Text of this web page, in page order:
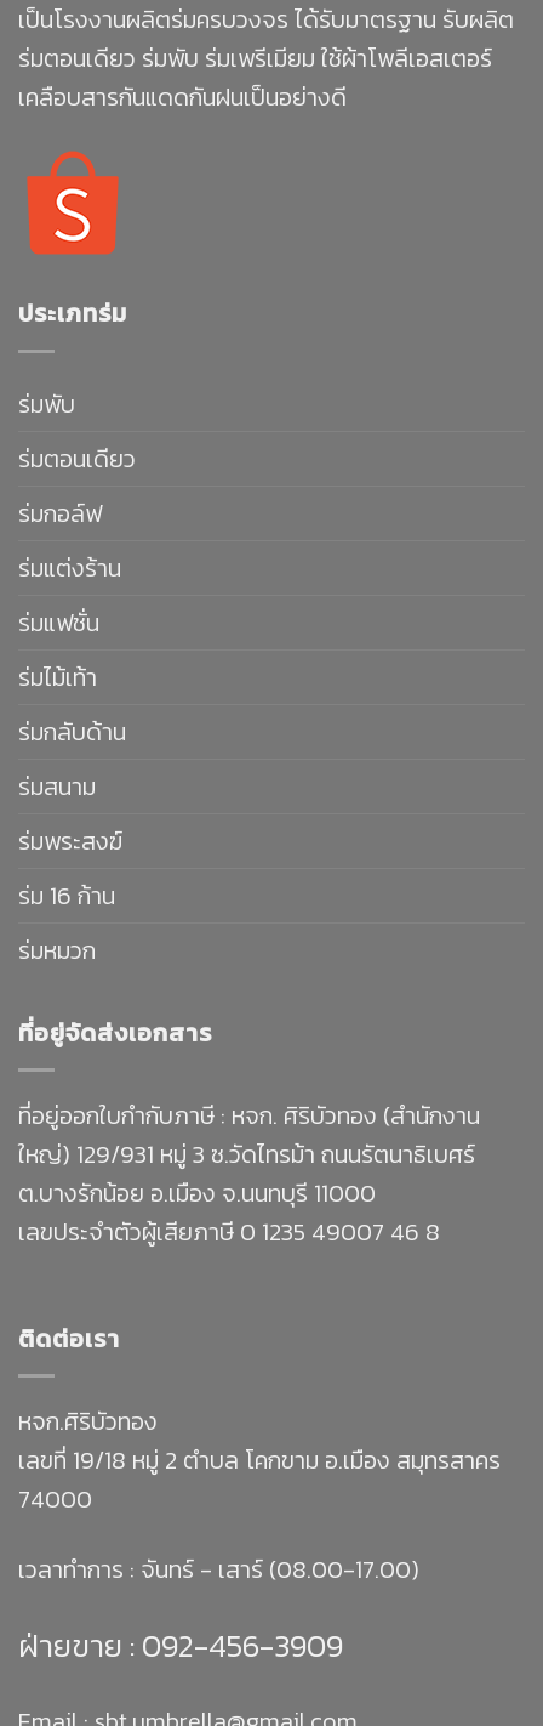
เป็นโรงงานผลิตร่มครบวงจร ได้รับมาตรฐาน รับผลิต
ร่มตอนเดียว ร่มพับ ร่มเพรีเมียม ใช้ผ้าโพลีเอสเตอร์
เคลือบสารกันแดดกันฝนเป็นอย่างดี
ประเภทร่ม
ร่มพับ
ร่มตอนเดียว
ร่มกอล์ฟ
ร่มแต่งร้าน
ร่มแฟชั่น
ร่มไม้เท้า
ร่มกลับด้าน
ร่มสนาม
ร่มพระสงฆ์
ร่ม 16 ก้าน
ร่มหมวก
ที่อยู่จัดส่งเอกสาร
ที่อยู่ออกใบกำกับภาษี : หจก. ศิริบัวทอง (สำนักงาน
ใหญ่) 129/931 หมู่ 3 ซ.วัดไทรม้า ถนนรัตนาธิเบศร์
ต.บางรักน้อย อ.เมือง จ.นนทบุรี 11000
เลขประจำตัวผู้เสียภาษี 0 1235 49007 46 8
ติดต่อเรา
หจก.ศิริบัวทอง
เลขที่ 19/18 หมู่ 2 ตำบล โคกขาม อ.เมือง สมุทรสาคร
74000
เวลาทำการ : จันทร์ - เสาร์ (08.00-17.00)
ฝ่ายขาย : 092-456-3909